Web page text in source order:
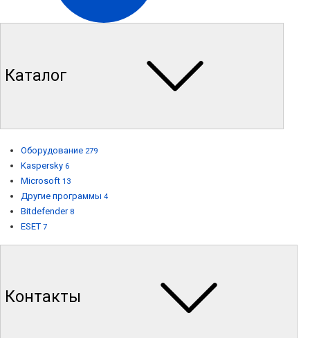
Каталог
Оборудование 279
Kaspersky 6
Microsoft 13
Другие программы 4
Bitdefender 8
ESET 7
Контакты